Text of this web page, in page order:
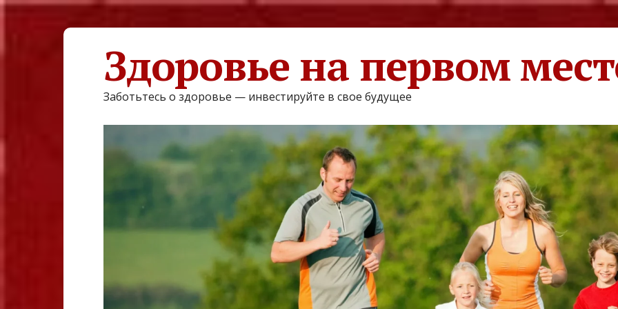
Здоровье на первом
Заботьтесь о здоровье — инвестируйте в свое будущее